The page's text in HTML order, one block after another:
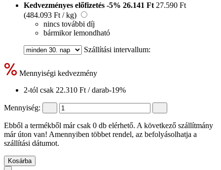
Kedvezményes előfizetés -5% 26.141 Ft 27.590 Ft
(484.093 Ft / kg)
nincs további díj
bármikor lemondható
Szállítási intervallum:
Mennyiségi kedvezmény
2-tól csak 22.310 Ft / darab-19%
Mennyiség:
Ebből a termékből már csak 0 db elérhető. A következő szállítmány
már úton van! Amennyiben többet rendel, az befolyásolhatja a
szállítási dátumot.
Kosárba